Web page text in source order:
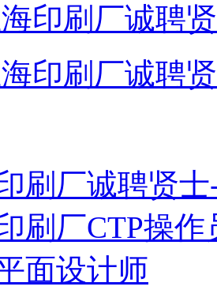
海印刷厂诚聘
海印刷厂诚聘
印刷厂诚聘贤
印刷厂CTP操
面设计师